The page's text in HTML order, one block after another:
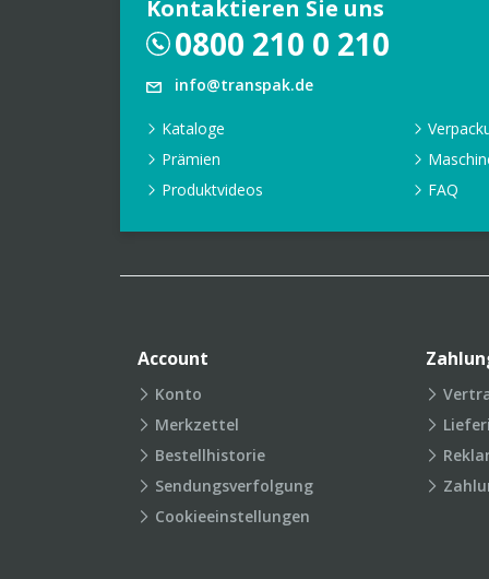
Kontaktieren Sie uns
0800 210 0 210
info@transpak.de
Kataloge
Prämien
Produktvideos
FAQ
Account
Konto
Merkzettel
Bestellhistorie
Sendungsverfolgung
Cookieeinstellungen